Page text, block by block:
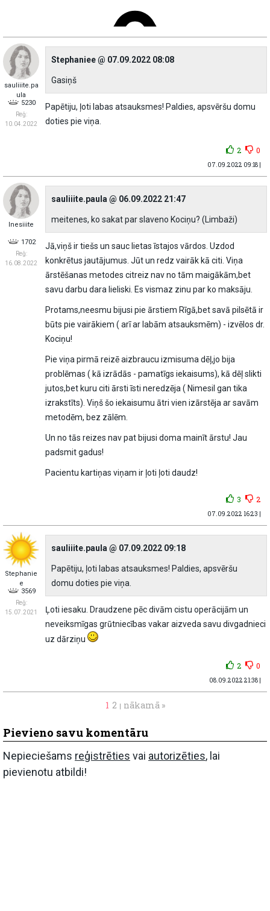
sauliiite.pa
ula
5230
Reģ:
10.04.2022
Stephaniee @ 07.09.2022 08:08
Gasiņš
Papētiju, ļoti labas atsauksmes! Paldies, apsvēršu domu
doties pie viņa.
2 0
07.09.2022 09:18 |
Inesiiite
1702
Reģ:
16.08.2022
sauliiite.paula @ 06.09.2022 21:47
meitenes, ko sakat par slaveno Kociņu? (Limbaži)
Jā,viņš ir tiešs un sauc lietas īstajos vārdos. Uzdod
konkrētus jautājumus. Jūt un redz vairāk kā citi. Viņa
ārstēšanas metodes citreiz nav no tām maigākām,bet
savu darbu dara lieliski. Es vismaz zinu par ko maksāju.
Protams,neesmu bijusi pie ārstiem Rīgā,bet savā pilsētā ir
būts pie vairākiem ( arī ar labām atsauksmēm) - izvēlos dr.
Kociņu!
Pie viņa pirmā reizē aizbraucu izmisuma dēļ,jo bija
problēmas ( kā izrādās - pamatīgs iekaisums), kā dēļ slikti
jutos,bet kuru citi ārsti īsti neredzēja ( Nimesil gan tika
izrakstīts). Viņš šo iekaisumu ātri vien izārstēja ar savām
metodēm, bez zālēm.
Un no tās reizes nav pat bijusi doma mainīt ārstu! Jau
padsmit gadus!
Pacientu kartiņas viņam ir ļoti ļoti daudz!
3 2
07.09.2022 16:23 |
Stephanie
e
3569
Reģ:
15.07.2021
sauliiite.paula @ 07.09.2022 09:18
Papētiju, ļoti labas atsauksmes! Paldies, apsvēršu
domu doties pie viņa.
Ļoti iesaku. Draudzene pēc divām cistu operācijām un
neveiksmīgas grūtniecības vakar aizveda savu divgadnieci
uz dārziņu
2 0
08.09.2022 21:38 |
1 2 | nākamā »
Pievieno savu komentāru
Nepieciešams reģistrēties vai autorizēties, lai
pievienotu atbildi!